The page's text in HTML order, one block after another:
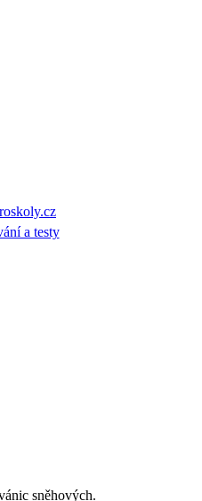
a testy
sněhových.